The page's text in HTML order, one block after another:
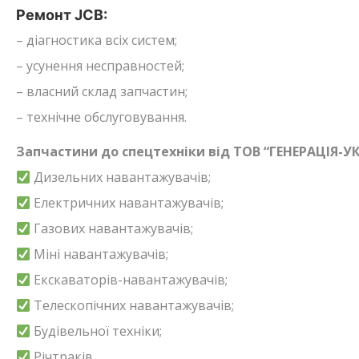
Ремонт JCB:
– діагностика всіх систем;
– усунення несправностей;
– власний склад запчастин;
– технічне обслуговування.
Запчастини до спецтехніки від ТОВ “ГЕНЕРАЦІЯ-
Дизельних навантажувачів;
Електричних навантажувачів;
Газових навантажувачів;
Міні навантажувачів;
Екскаваторів-навантажувачів;
Телескопічних навантажувачів;
Будівельної техніки;